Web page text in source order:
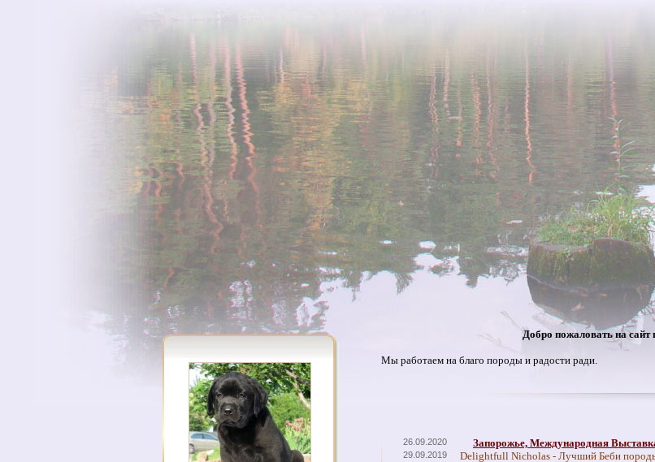
Добро пожаловать на
Мы работаем на благо породы и радости ради.
26.09.2020 Запорожье, Международная
29.09.2019 Delightfull Nicholas - Лучший Беби